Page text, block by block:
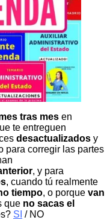
tras mes en
te entreguen
desactualizados y
para corregir las partes
, y para
, cuando tú realmente
tiempo, o porque van
que no sacas el
SI / NO